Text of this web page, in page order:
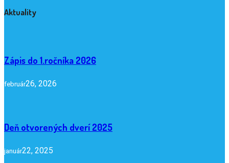
Aktuality
Zápis do 1.ročníka 2026
február26, 2026
Deň otvorených dverí 2025
január22, 2025